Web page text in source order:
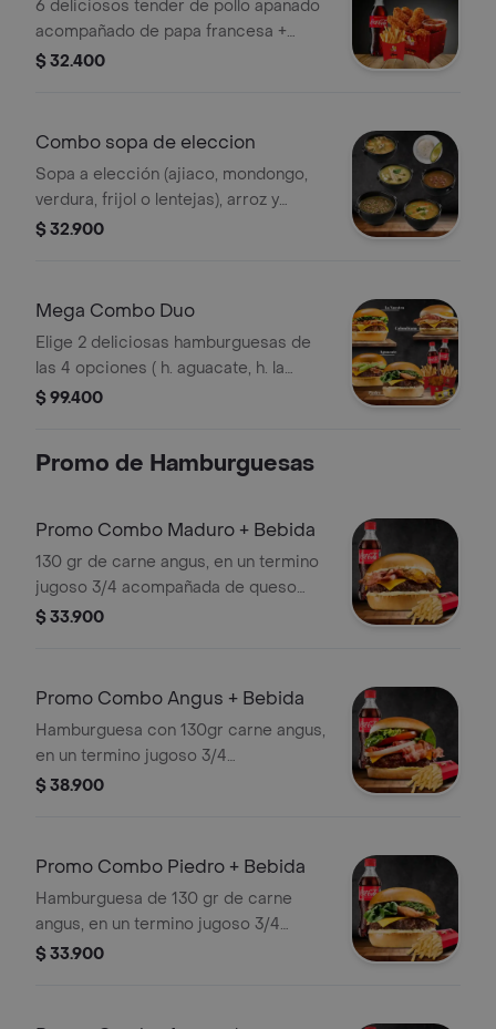
6 deliciosos tender de pollo apanado
acompañado de papa francesa +
bebida
$ 32.400
Combo sopa de eleccion
Sopa a elección (ajiaco, mondongo,
verdura, frijol o lentejas), arroz y
aguacate.
$ 32.900
Mega Combo Duo
Elige 2 deliciosas hamburguesas de
las 4 opciones ( h. aguacate, h. la
nuestra, h. colombiana y h. piedro) en
tender de pollo y 1 paquete de trufas.
$ 99.400
Promo de Hamburguesas
Promo Combo Maduro + Bebida
130 gr de carne angus, en un termino
jugoso 3/4 acompañada de queso
cheddar, tocineta , platano maduro,
$ 33.900
Promo Combo Angus + Bebida
Hamburguesa con 130gr carne angus,
en un termino jugoso 3/4
acompañada de cebolla, tomate,
$ 38.900
Promo Combo Piedro + Bebida
Hamburguesa de 130 gr de carne
angus, en un termino jugoso 3/4
acompañada queso mozzarella,
$ 33.900